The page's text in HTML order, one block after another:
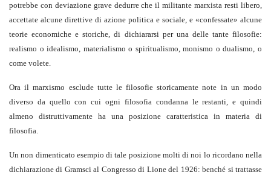
potrebbe con deviazione grave dedurre che il militante marxista resti libero,
accettate alcune direttive di azione politica e sociale, e «confessate» alcune
teorie economiche e storiche, di dichiararsi per una delle tante filosofie:
realismo o idealismo, materialismo o spiritualismo, monismo o dualismo, o
come volete.
Ora il marxismo esclude tutte le filosofie storicamente note in un modo
diverso da quello con cui ogni filosofia condanna le restanti, e quindi
almeno distruttivamente ha una posizione caratteristica in materia di
filosofia.
Un non dimenticato esempio di tale posizione molti di noi lo ricordano nella
dichiarazione di Gramsci al Congresso di Lione del 1926: benché si trattasse